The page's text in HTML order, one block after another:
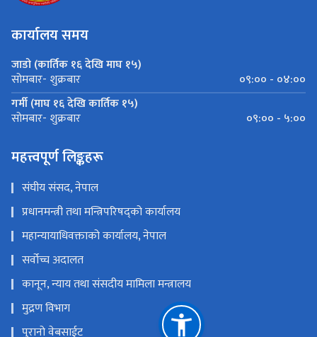
कार्यालय समय
जाडो (कार्तिक १६ देखि माघ १५)
सोमबार- शुक्रबार
०९:०० - ०४:००
गर्मी (माघ १६ देखि कार्तिक १५)
सोमबार- शुक्रबार ०९:०० - ५:००
महत्त्वपूर्ण लिङ्कहरू
संघीय संसद, नेपाल
प्रधानमन्त्री तथा मन्त्रिपरिषद्को कार्यालय
महान्यायाधिवक्ताको कार्यालय, नेपाल
सर्वोच्च अदालत
कानून, न्याय तथा संसदीय मामिला मन्त्रालय
मुद्रण विभाग
पुरानो वेबसाईट